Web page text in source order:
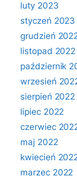
luty 2023
styczeń 2023
grudzień
listopad 2022
październik
wrzesień
sierpień 2022
lipiec 2022
czerwiec
maj 2022
kwiecień
marzec 2022